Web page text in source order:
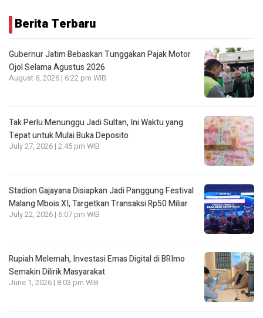
Berita Terbaru
Gubernur Jatim Bebaskan Tunggakan Pajak Motor
Ojol Selama Agustus 2026
August 6, 2026 | 6:22 pm WIB
Tak Perlu Menunggu Jadi Sultan, Ini Waktu yang
Tepat untuk Mulai Buka Deposito
July 27, 2026 | 2:45 pm WIB
Stadion Gajayana Disiapkan Jadi Panggung Festival
Malang Mbois XI, Targetkan Transaksi Rp50 Miliar
July 22, 2026 | 6:07 pm WIB
Rupiah Melemah, Investasi Emas Digital di BRImo
Semakin Dilirik Masyarakat
June 1, 2026 | 8:03 pm WIB